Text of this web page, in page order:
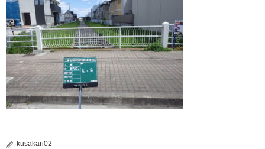
kusakari02